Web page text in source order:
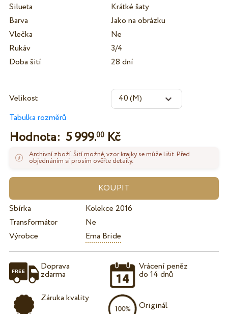
Silueta
Krátké šaty
Barva
Jako na obrázku
Vlečka
Ne
Rukáv
3/4
Doba šití
28 dní
Velikost
Tabulka rozměrů
Hodnota: 5 999.00Kč
Archivní zboží. Šití možné, vzor krajky se může lišit. Před
objednáním si prosím ověřte detaily.
Sbírka
Kolekce 2016
Transformátor
Ne
Výrobce
Ema Bride
Doprava
zdarma
Záruka kvality
Vrácení peněz
do 14 dnů
Originál